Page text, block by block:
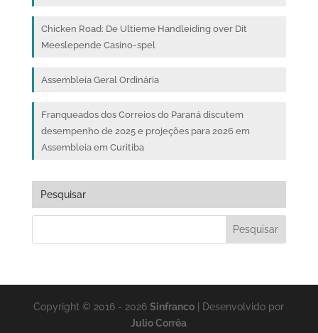
Chicken Road: De Ultieme Handleiding over Dit
Meeslepende Casino-spel
Assembleia Geral Ordinária
Franqueados dos Correios do Paraná discutem
desempenho de 2025 e projeções para 2026 em
Assembleia em Curitiba
Pesquisar
Copyright © 2016 - 2026Sinfranco | Desenvolvido por
Julio Corrêa